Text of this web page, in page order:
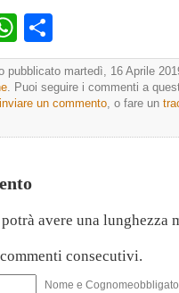
WhatsApp
pubblicato martedì, 16 Aprile
. Puoi seguire i commenti a
inviare un commento, o fare un
avere una lunghezza
consecutivi.
Nome e